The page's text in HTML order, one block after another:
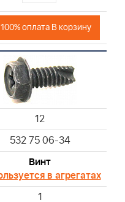
оплата В корзину
12
532 75 06-34
Винт
в агрегатах
1